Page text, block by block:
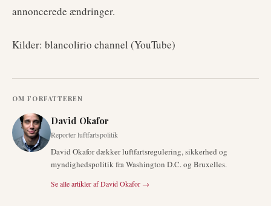
annoncerede ændringer.
Kilder: blancolirio channel (YouTube)
OM FORFATTEREN
David Okafor
Reporter luftfartspolitik
David Okafor dækker luftfartsregulering, sikkerhed og
myndighedspolitik fra Washington D.C. og Bruxelles.
Se alle artikler afDavid Okafor →